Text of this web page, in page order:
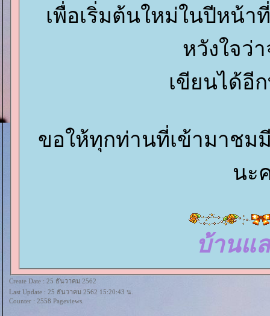
เพื่อเริ่มต้นใหม่ในปีหน้
หวังใจว่
เขียนได้อี
ขอให้ทุกท่านที่เข้ามาชม
นะ
บ้านแ
Create Date : 25 ธันวาคม 2562
Last Update : 25 ธันวาคม 2562 15:20:43 น.
Counter : 2558 Pageviews.